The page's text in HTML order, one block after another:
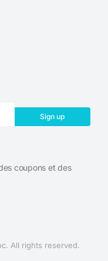
Sign up
coupons et des
All rights reserved.